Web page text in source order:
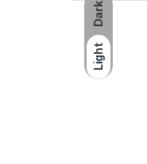
Dark
Light